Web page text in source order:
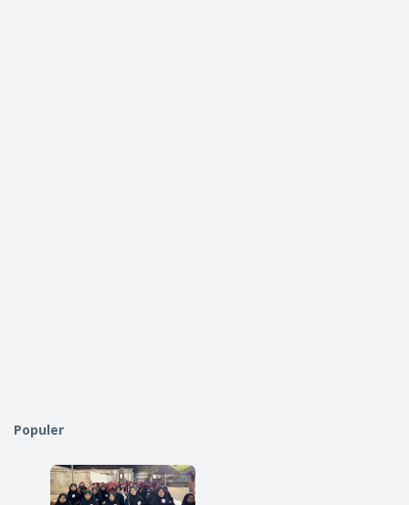
Populer